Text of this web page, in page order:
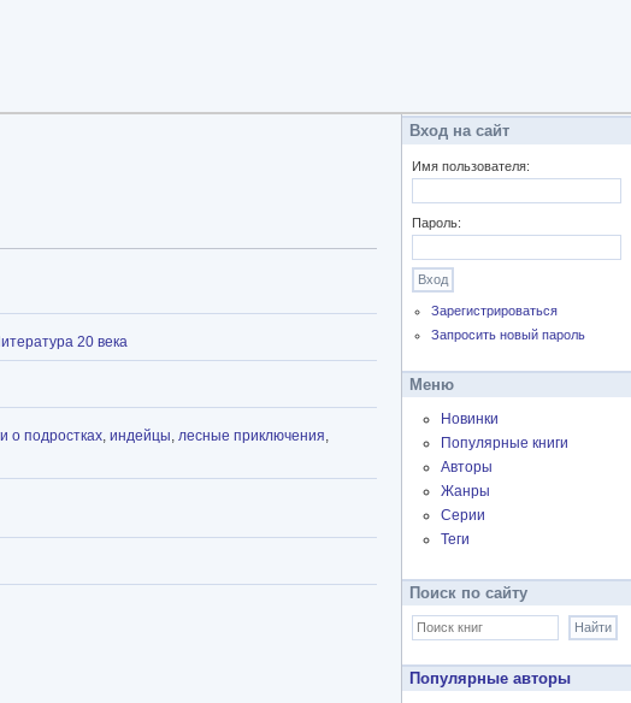
20 века
о подростках, индейцы, лесные приключения,
Вход на сайт
Имя пользователя:
Пароль:
Зарегистрироваться
Запросить новый пароль
Меню
Новинки
Популярные книги
Авторы
Жанры
Серии
Теги
Поиск по сайту
Популярные авторы